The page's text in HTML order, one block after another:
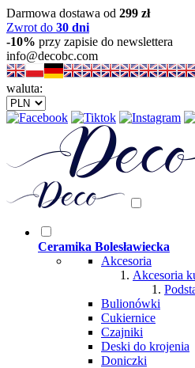
Darmowa dostawa od 299 zł
Zwrot do 30 dni
-10% przy zapisie do newslettera
info@decobc.com
waluta:
Ceramika Bolesławiecka
Akcesoria
Akcesoria
Bulionówki
Cukiernice
Czajniki
Deski do krojenia
Doniczki